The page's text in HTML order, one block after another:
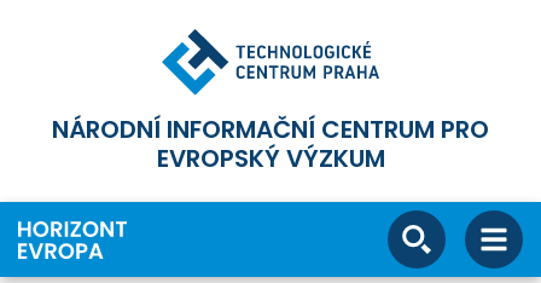
NÁRODNÍ INFORMAČNÍ CENTRUM PRO
EVROPSKÝ VÝZKUM